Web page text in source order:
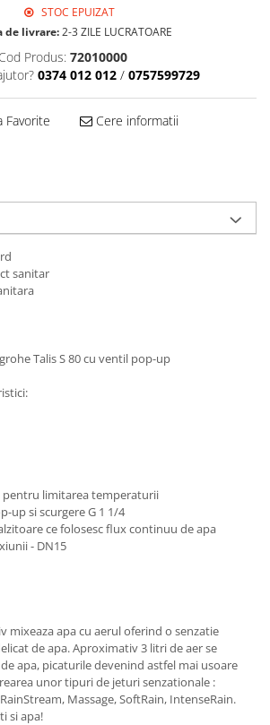
STOC EPUIZAT
de livrare:2-3 ZILE LUCRATOARE
Cod Produs: 72010000
0374 012 012 / 0757599729
Favorite Cere informatii
sanitar
Talis S 80 cu ventil pop-up
pentru limitarea temperaturii
up si scurgere G 1 1/4
ce folosesc flux continuu de apa
- DN15
mixeaza apa cu aerul oferind o senzatie
de apa. Aproximativ 3 litri de aer se
apa, picaturile devenind astfel mai usoare
unor tipuri de jeturi senzationale :
Massage, SoftRain, IntenseRain.
si apa!